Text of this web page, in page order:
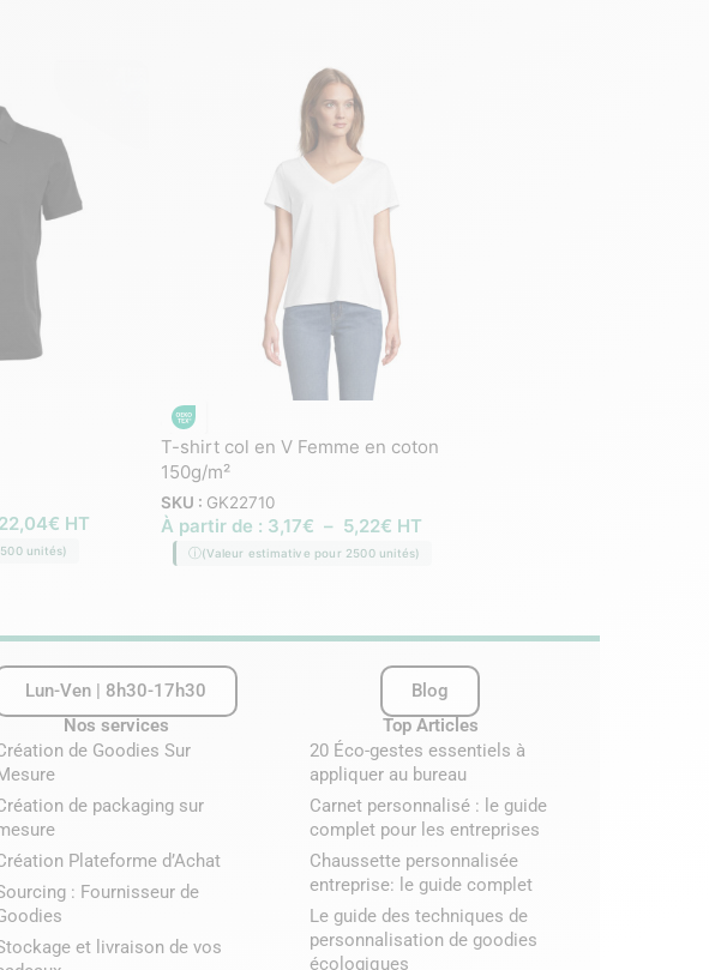
22,04€ HT
unités)
T-shirt col en V Femme en coton
150g/m²
SKU : GK22710
À partir de : 3,17€ – 5,22€ HT
(Valeur estimative pour 2500 unités)
Lun-Ven | 8h30-17h30
Nos services
de Goodies Sur
de packaging sur
Plateforme d’Achat
: Fournisseur de
et livraison de vos
Blog
Top Articles
20 Éco-gestes essentiels à
appliquer au bureau
Carnet personnalisé : le guide
complet pour les entreprises
Chaussette personnalisée
entreprise: le guide complet
Le guide des techniques de
personnalisation de goodies
écologiques